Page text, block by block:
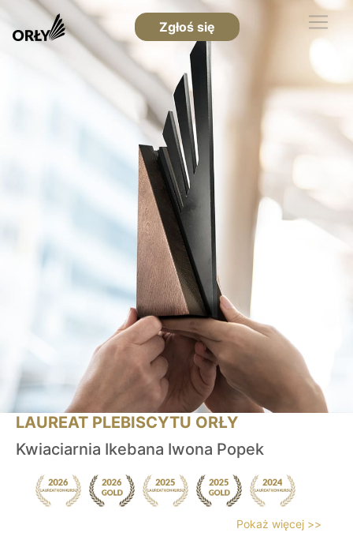
Zgłoś się
LAUREAT PLEBISCYTU ORŁY
Kwiaciarnia Ikebana Iwona Popek
Pokaż więcej >>